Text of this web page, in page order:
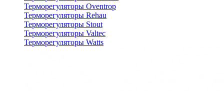
Терморегуляторы Oventrop
Терморегуляторы Rehau
Терморегуляторы Stout
Терморегуляторы Valtec
Терморегуляторы Watts